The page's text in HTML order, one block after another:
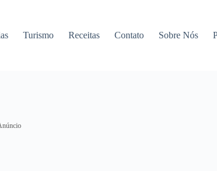
Turismo Receitas Contato Sobre Nós